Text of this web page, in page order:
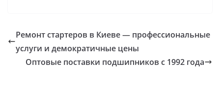
Ремонт стартеров в Киеве — профессиональные
услуги и демократичные цены
Оптовые поставки подшипников с 1992 года